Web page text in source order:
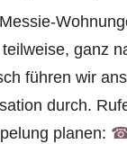
ganz
führen wir
durch.
planen: ☎︎